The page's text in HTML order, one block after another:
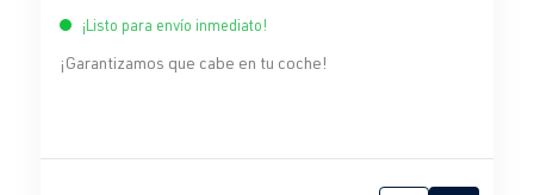
¡Listo para envío inmediato!
¡Garantizamos que cabe en tu coche!